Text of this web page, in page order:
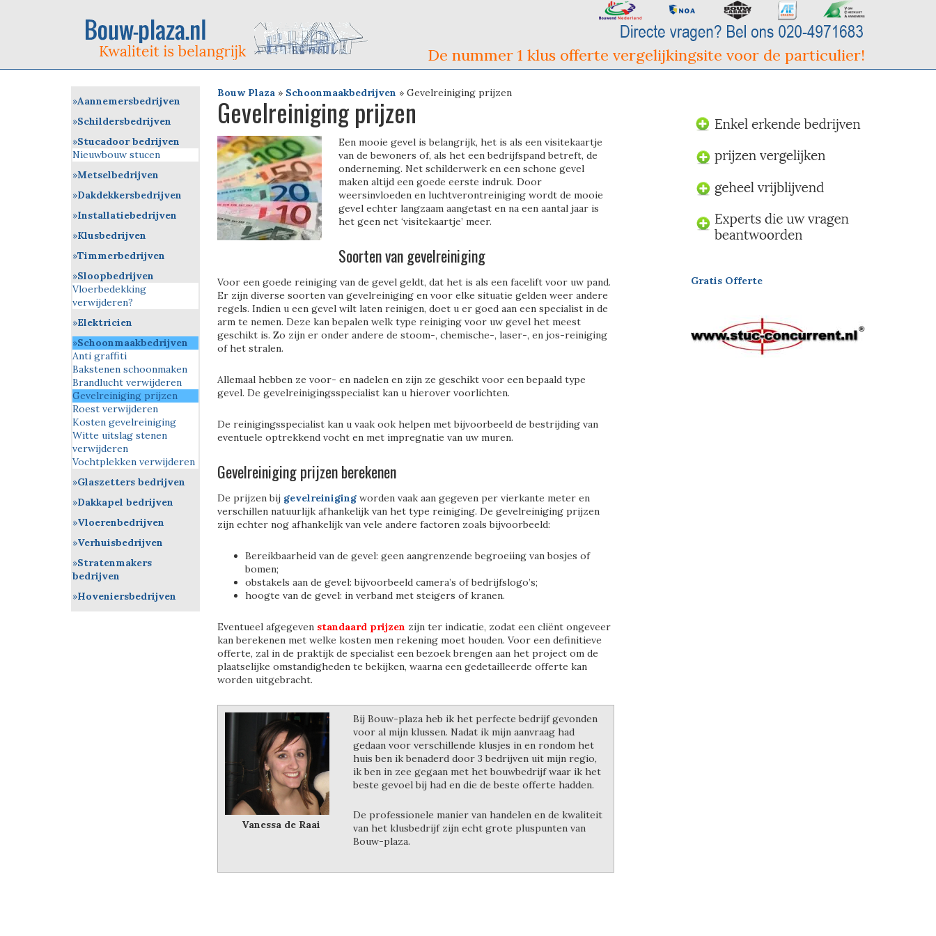
De nummer 1 klus offerte vergelijkingsite voor de particulier!
Bouw Plaza » Schoonmaakbedrijven » Gevelreiniging prijzen
Gevelreiniging prijzen
Een mooie gevel is belangrijk, het is als een visitekaartje
van de bewoners of, als het een bedrijfspand betreft, de
onderneming. Net schilderwerk en een schone gevel
maken altijd een goede eerste indruk. Door
weersinvloeden en luchtverontreiniging wordt de mooie
gevel echter langzaam aangetast en na een aantal jaar is
het geen net ‘visitekaartje’ meer.
Soorten van gevelreiniging
Voor een goede reiniging van de gevel geldt, dat het is als een facelift voor uw pand.
Er zijn diverse soorten van gevelreiniging en voor elke situatie gelden weer andere
regels. Indien u een gevel wilt laten reinigen, doet u er goed aan een specialist in de
arm te nemen. Deze kan bepalen welk type reiniging voor uw gevel het meest
geschikt is. Zo zijn er onder andere de stoom-, chemische-, laser-, en jos-reiniging
of het stralen.
Allemaal hebben ze voor- en nadelen en zijn ze geschikt voor een bepaald type
gevel. De gevelreinigingsspecialist kan u hierover voorlichten.
De reinigingsspecialist kan u vaak ook helpen met bijvoorbeeld de bestrijding van
eventuele optrekkend vocht en met impregnatie van uw muren.
Gevelreiniging prijzen berekenen
De prijzen bij gevelreiniging worden vaak aan gegeven per vierkante meter en
verschillen natuurlijk afhankelijk van het type reiniging. De gevelreiniging prijzen
zijn echter nog afhankelijk van vele andere factoren zoals bijvoorbeeld:
Bereikbaarheid van de gevel: geen aangrenzende begroeiing van bosjes of
bomen;
obstakels aan de gevel: bijvoorbeeld camera’s of bedrijfslogo’s;
hoogte van de gevel: in verband met steigers of kranen.
Eventueel afgegeven standaard prijzen zijn ter indicatie, zodat een cliënt ongeveer
kan berekenen met welke kosten men rekening moet houden. Voor een definitieve
offerte, zal in de praktijk de specialist een bezoek brengen aan het project om de
plaatselijke omstandigheden te bekijken, waarna een gedetailleerde offerte kan
worden uitgebracht.
Vanessa de Raai
Bij Bouw-plaza heb ik het perfecte bedrijf gevonden
voor al mijn klussen. Nadat ik mijn aanvraag had
gedaan voor verschillende klusjes in en rondom het
huis ben ik benaderd door 3 bedrijven uit mijn regio,
ik ben in zee gegaan met het bouwbedrijf waar ik het
beste gevoel bij had en die de beste offerte hadden.
De professionele manier van handelen en de kwaliteit
van het klusbedrijf zijn echt grote pluspunten van
Bouw-plaza.
Gratis Offerte
Aannemersbedrijven
Schildersbedrijven
Stucadoor bedrijven
Nieuwbouw stucen
Metselbedrijven
Dakdekkersbedrijven
Installatiebedrijven
Klusbedrijven
Timmerbedrijven
Sloopbedrijven
Vloerbedekking
verwijderen?
Elektricien
Schoonmaakbedrijven
Anti graffiti
Bakstenen schoonmaken
Brandlucht verwijderen
Gevelreiniging prijzen
Roest verwijderen
Kosten gevelreiniging
Witte uitslag stenen
verwijderen
Vochtplekken verwijderen
Glaszetters bedrijven
Dakkapel bedrijven
Vloerenbedrijven
Verhuisbedrijven
Stratenmakers
bedrijven
Hoveniersbedrijven